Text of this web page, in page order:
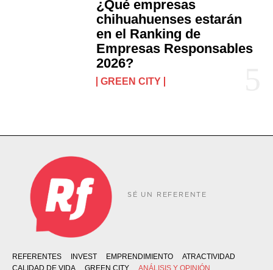
¿Qué empresas
chihuahuenses estarán
en el Ranking de
Empresas Responsables
2026?
GREEN CITY
SÉ UN REFERENTE
REFERENTES INVEST EMPRENDIMIENTO
ATRACTIVIDAD